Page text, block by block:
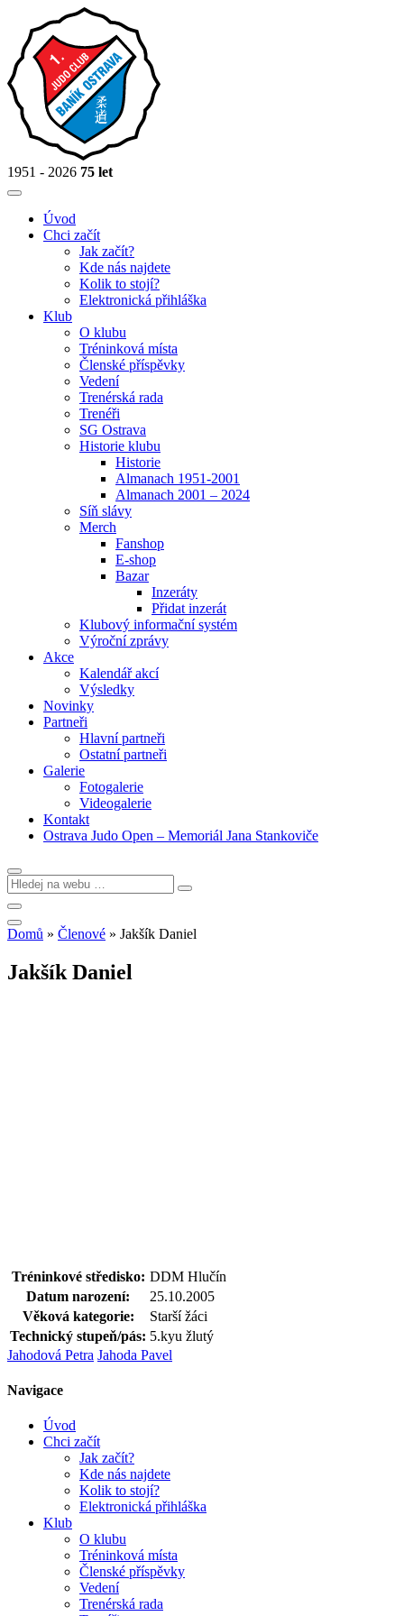
1951 - 2026 75 let
Úvod
Chci začít
Jak začít?
Kde nás najdete
Kolik to stojí?
Elektronická přihláška
Klub
O klubu
Tréninková místa
Členské příspěvky
Vedení
Trenérská rada
Trenéři
SG Ostrava
Historie klubu
Historie
Almanach 1951-2001
Almanach 2001 – 2024
Síň slávy
Merch
Fanshop
E-shop
Bazar
Inzeráty
Přidat inzerát
Klubový informační systém
Výroční zprávy
Akce
Kalendář akcí
Výsledky
Novinky
Partneři
Hlavní partneři
Ostatní partneři
Galerie
Fotogalerie
Videogalerie
Kontakt
Ostrava Judo Open – Memoriál Jana Stankoviče
Domů » Členové » Jakšík Daniel
Jakšík Daniel
Tréninkové středisko: DDM Hlučín
Datum narození:
25.10.2005
Věková kategorie:
Starší žáci
Technický stupeň/pás: 5.kyu žlutý
Jahodová Petra Jahoda Pavel
Navigace
Úvod
Chci začít
Jak začít?
Kde nás najdete
Kolik to stojí?
Elektronická přihláška
Klub
O klubu
Tréninková místa
Členské příspěvky
Vedení
Trenérská rada